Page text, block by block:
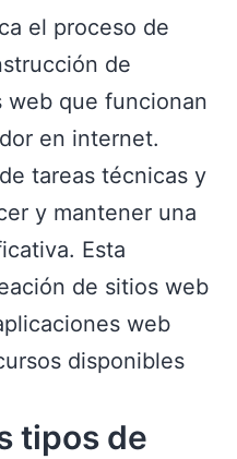
el proceso de
de
web que funcionan
en internet.
tareas técnicas y
y mantener una
Esta
de sitios web
web
disponibles
tipos de